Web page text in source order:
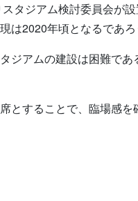
タジアム検討委員会が
は2020年頃となるであろ
ジアムの建設は困難で
とすることで、臨場感を